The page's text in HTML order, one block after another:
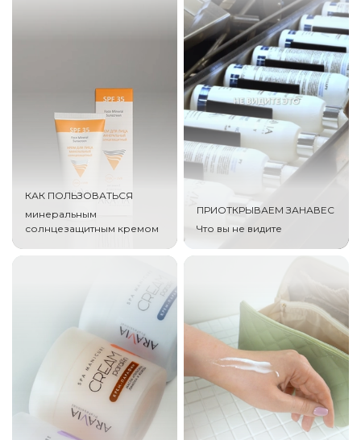
КАК ПОЛЬЗОВАТЬСЯ
минеральным
солнцезащитным кремом
ПРИОТКРЫВАЕМ ЗАНАВЕС
Что вы не видите